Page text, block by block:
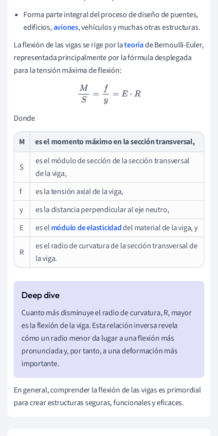
Forma parte integral del proceso de diseño de puentes,
edificios,aviones, vehículos y muchas otras estructuras.
La flexión de las vigas se rige por lateoríade Bernoulli-Euler,
representada principalmente por la fórmula desplegada
para la tensión máxima de flexión:
MS=fy =E R
Donde
M es el momento máximo en la sección transversal,
S
es el módulo de sección de la sección transversal
de la viga,
f
es la tensión axial de la viga,
y
es la distancia perpendicular al eje neutro,
E
es elmódulo de elasticidaddel material de la viga, y
R
es el radio de curvatura de la sección transversal de
la viga.
Cuanto más disminuye el radio de curvatura, R, mayor
es la flexión de la viga. Esta relación inversa revela
cómo un radio menor da lugar a una flexión más
pronunciada y, por tanto, a una deformación más
importante.
En general, comprender la flexión de las vigas es primordial
para crear estructuras seguras, funcionales y eficaces.